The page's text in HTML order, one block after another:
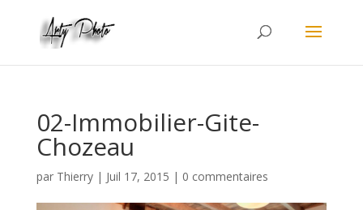
02-Immobilier-Gite-
Chozeau
par Thierry| Juil 17, 2015 | 0 commentaires